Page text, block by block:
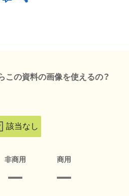
この資料の画像を使えるの？
該当なし
非商用 商用